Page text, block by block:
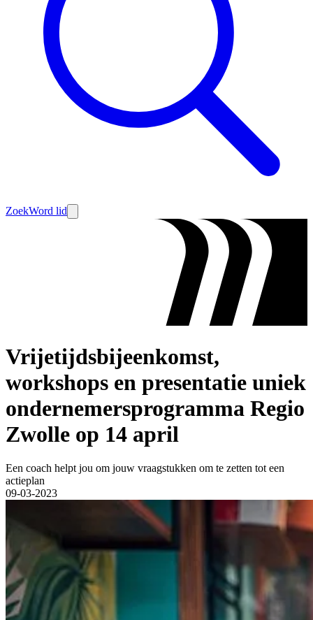
ZoekWord lid
Vrijetijdsbijeenkomst,
workshops en presentatie uniek
ondernemersprogramma Regio
Zwolle op 14 april
Een coach helpt jou om jouw vraagstukken om te zetten tot een
actieplan
09-03-2023